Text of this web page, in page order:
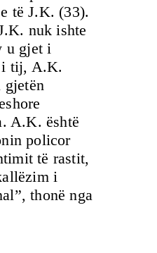
të J.K. (33).
nuk ishte
u gjet i
i tij, A.K.
A.K. është
policor
të rastit,
i
thonë nga